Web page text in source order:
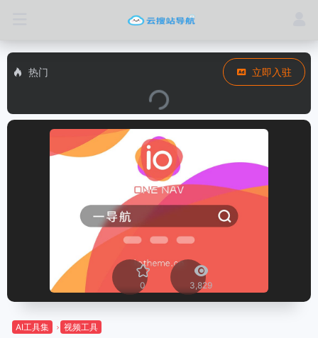
热门 立即入驻
0 3,829
AI工具集 视频工具